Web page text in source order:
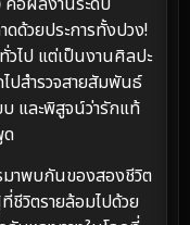
ด้วยประการทั้งปวง!
วไป แต่เป็นงานศิลปะ
ปสำรวจสายสัมพันธ์
บ และพิสูจน์ว่ารักแท้
ด
รมาพบกันของสองชีวิต
วิตรายล้อมไปด้วย